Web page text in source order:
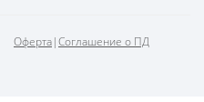
Оферта|Соглашение о ПД